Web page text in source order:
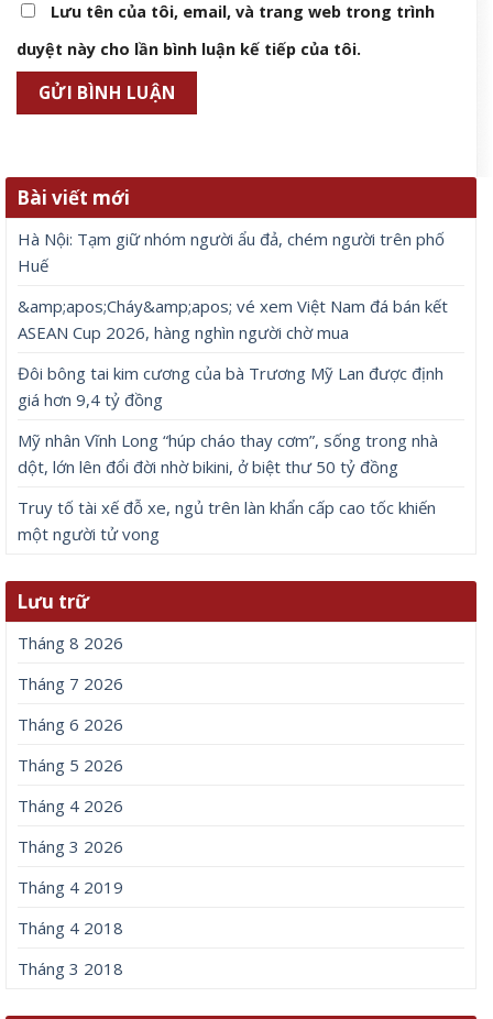
Lưu tên của tôi, email, và trang web trong trình
duyệt này cho lần bình luận kế tiếp của tôi.
Bài viết mới
Hà Nội: Tạm giữ nhóm người ẩu đả, chém người trên phố
Huế
&amp;apos;Cháy&amp;apos; vé xem Việt Nam đá bán kết
ASEAN Cup 2026, hàng nghìn người chờ mua
Đôi bông tai kim cương của bà Trương Mỹ Lan được định
giá hơn 9,4 tỷ đồng
Mỹ nhân Vĩnh Long “húp cháo thay cơm”, sống trong nhà
dột, lớn lên đổi đời nhờ bikini, ở biệt thư 50 tỷ đồng
Truy tố tài xế đỗ xe, ngủ trên làn khẩn cấp cao tốc khiến
một người tử vong
Lưu trữ
Tháng 8 2026
Tháng 7 2026
Tháng 6 2026
Tháng 5 2026
Tháng 4 2026
Tháng 3 2026
Tháng 4 2019
Tháng 4 2018
Tháng 3 2018